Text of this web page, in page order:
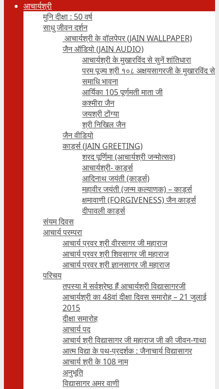
आचार्यश्री
मुनि दीक्षा : 50 वर्ष
साधु जीवन दर्शन
आचार्यश्री के वॉलपेपर (JAIN WALLPAPER)
जैन ऑडियो (JAIN AUDIO)
आचार्यश्री के मुखारविंद से सुनें शांतिधारा
परम पूज्य श्री १०८ अक्षयसागरजी के मुखारविंद से
समाधि भावना
आर्यिका 105 पूर्णमती माता जी
कश्मीरा जैन
जयश्री टोंग्या
श्री निखिल जैन
जैन वीडियो
कार्ड्स (JAIN GREETING)
शरद पूर्णिमा (आचार्यश्री जन्मोत्सव)
आचार्यश्री- कार्ड्स
आदिनाथ जयंती (कार्ड्स)
महावीर जयंती (जन्म कल्याणक) – कार्ड्स
क्षमावाणी (FORGIVENESS) जैन कार्ड्स
दीपावली कार्ड्स
संयम दिवस
आचार्य परम्परा
आचार्य प्रवर श्री वीरसागर जी महाराज
आचार्य प्रवर श्री शिवसागर जी महाराज
आचार्य प्रवर श्री ज्ञानसागर जी महाराज
परिचय
तपस्या में सर्वश्रेष्ठ हैं आचार्यश्री विद्यासागरजी
आचार्यश्री का 48वां दीक्षा दिवस समारोह – 21 जुलाई
2015
दीक्षा समारोह
आचार्य पद
आचार्य श्री विद्यासागर जी महाराज जी की जीवन-गाथा
आत्म विद्या के पथ-प्रदर्शक : जैनाचार्य विद्यासागर
आचार्य श्री के 108 नाम
अनुभूति
विद्यासागर अमर वाणी